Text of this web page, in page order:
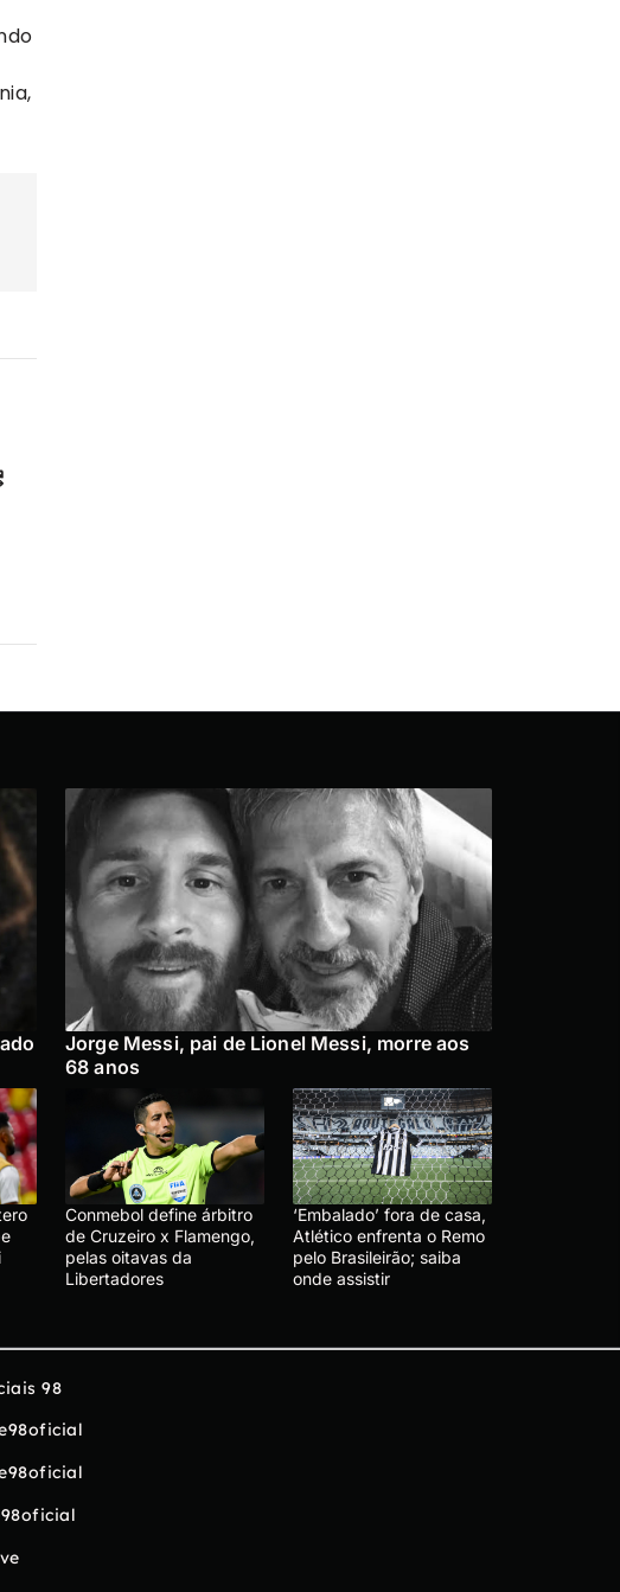
Jorge Messi, pai de Lionel Messi, morre aos
68 anos
Conmebol define árbitro
de Cruzeiro x Flamengo,
pelas oitavas da
Libertadores
‘Embalado’ fora de casa,
Atlético enfrenta o Remo
pelo Brasileirão; saiba
onde assistir
98